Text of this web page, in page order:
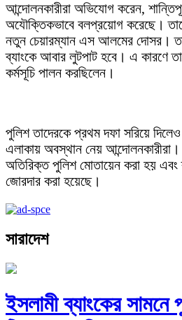
আন্দোলনকারীরা অভিযোগ করেন,
অযৌক্তিকভাবে বলপ্রয়োগ করেছে।
নতুন চেয়ারম্যান এস আলমের দোসর।
ব্যাংকে আবার লুটপাট হবে। এ কারণে
কর্মসূচি পালন করছিলেন।
পুলিশ তাদেরকে প্রথম দফা সরিয়ে
এলাকায় অবস্থান নেয়
অতিরিক্ত পুলিশ মোতায়েন করা হয় এবং
জোরদার করা হয়েছে।
সারাদেশ
ইসলামী ব্যাংকের সামনে